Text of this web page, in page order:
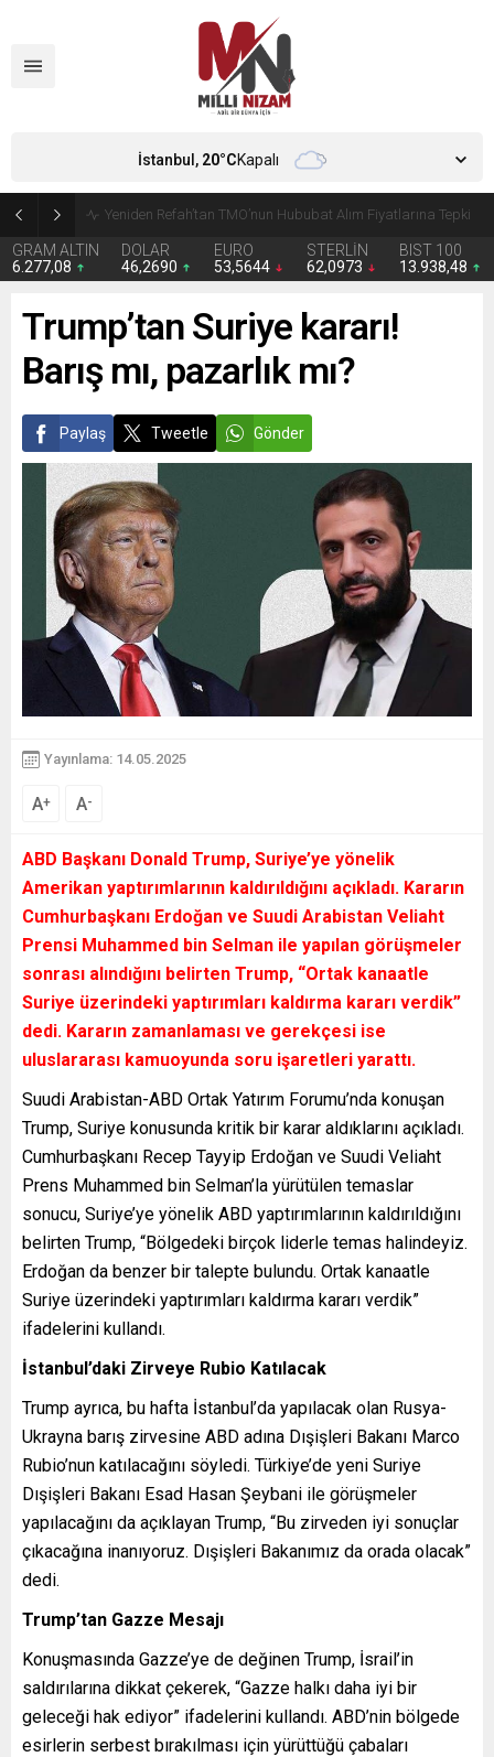
CHP’de Günaydın ve Başarır’ın grup başkanvekilliği düştü
GRAM ALTIN
6.277,08
DOLAR
46,2690
EURO
53,5644
STERLİN
62,0973
BIST 100
13.938,48
İstanbul, 20°CKapalı
Trump’tan Suriye kararı!
Barış mı, pazarlık mı?
Paylaş Tweetle Gönder
Yayınlama: 14.05.2025
A+ A-
ABD Başkanı Donald Trump, Suriye’ye yönelik
Amerikan yaptırımlarının kaldırıldığını açıkladı. Kararın
Cumhurbaşkanı Erdoğan ve Suudi Arabistan Veliaht
Prensi Muhammed bin Selman ile yapılan görüşmeler
sonrası alındığını belirten Trump, “Ortak kanaatle
Suriye üzerindeki yaptırımları kaldırma kararı verdik”
dedi. Kararın zamanlaması ve gerekçesi ise
uluslararası kamuoyunda soru işaretleri yarattı.
Suudi Arabistan-ABD Ortak Yatırım Forumu’nda konuşan
Trump, Suriye konusunda kritik bir karar aldıklarını açıkladı.
Cumhurbaşkanı Recep Tayyip Erdoğan ve Suudi Veliaht
Prens Muhammed bin Selman’la yürütülen temaslar
sonucu, Suriye’ye yönelik ABD yaptırımlarının kaldırıldığını
belirten Trump, “Bölgedeki birçok liderle temas halindeyiz.
Erdoğan da benzer bir talepte bulundu. Ortak kanaatle
Suriye üzerindeki yaptırımları kaldırma kararı verdik”
ifadelerini kullandı.
İstanbul’daki Zirveye Rubio Katılacak
Trump ayrıca, bu hafta İstanbul’da yapılacak olan Rusya-
Ukrayna barış zirvesine ABD adına Dışişleri Bakanı Marco
Rubio’nun katılacağını söyledi. Türkiye’de yeni Suriye
Dışişleri Bakanı Esad Hasan Şeybani ile görüşmeler
yapılacağını da açıklayan Trump, “Bu zirveden iyi sonuçlar
çıkacağına inanıyoruz. Dışişleri Bakanımız da orada olacak”
dedi.
Trump’tan Gazze Mesajı
Konuşmasında Gazze’ye de değinen Trump, İsrail’in
saldırılarına dikkat çekerek, “Gazze halkı daha iyi bir
geleceği hak ediyor” ifadelerini kullandı. ABD’nin bölgede
esirlerin serbest bırakılması için yürüttüğü çabaları